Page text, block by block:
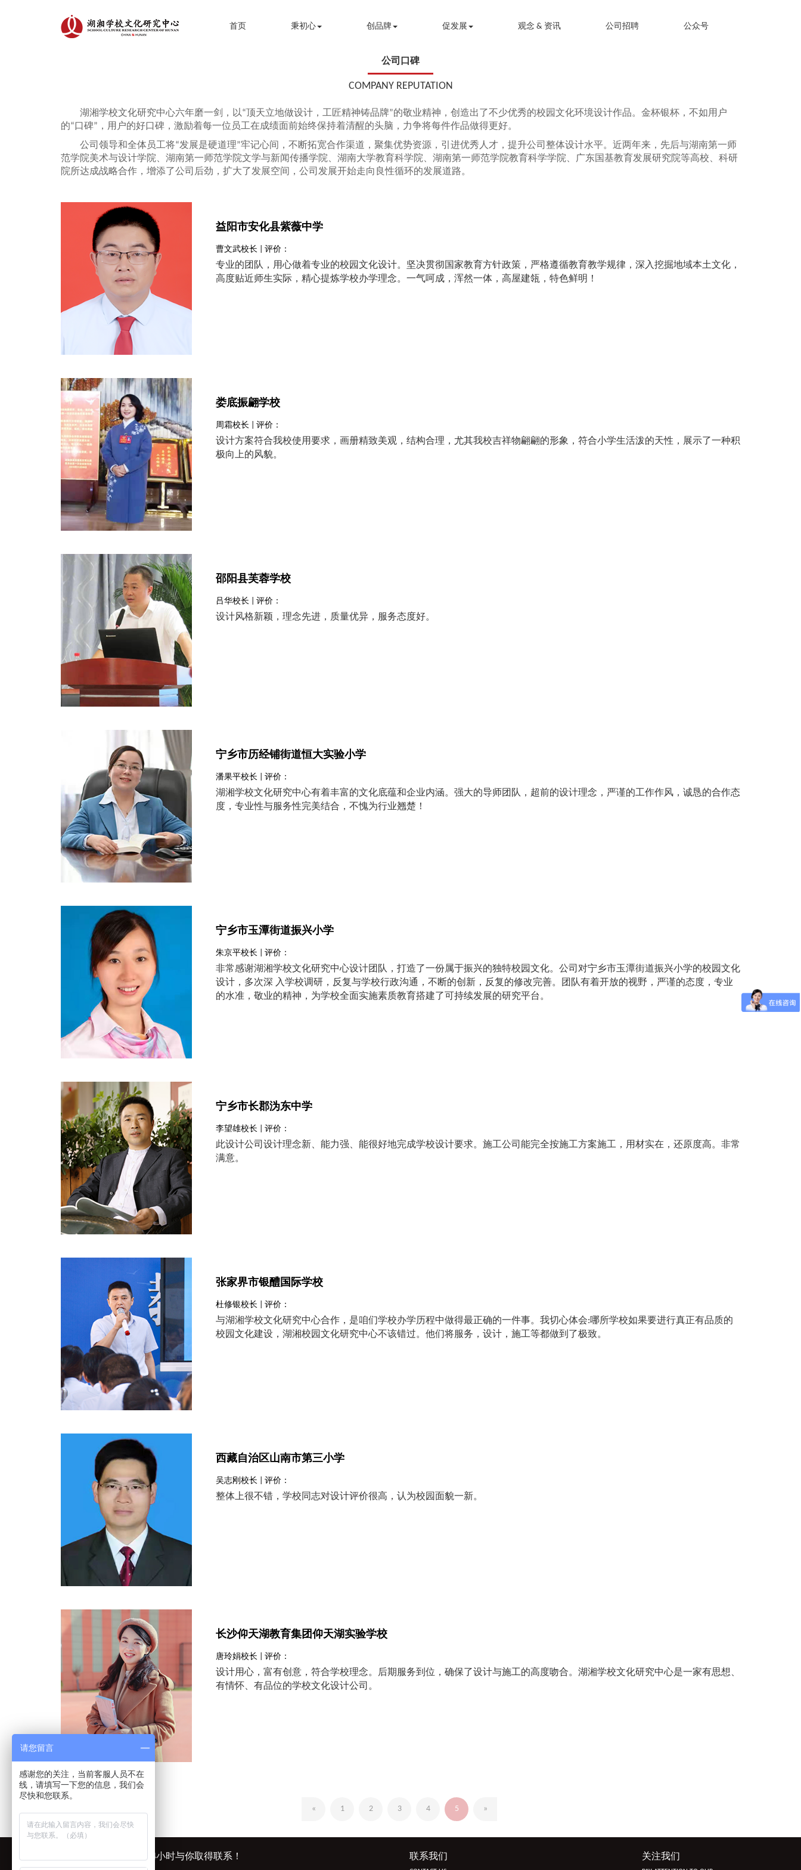
首页 秉初心 创品牌 促发展 观念 & 资讯 公司招聘 公众号
公司口碑
COMPANY REPUTATION
湖湘学校文化研究中心六年磨一剑，以“顶天立地做设计，工匠精神铸品牌”的敬业精神，创造出了不少优秀的校园文化环境设计作品。金杯银杯，不如用户
的“口碑”，用户的好口碑，激励着每一位员工在成绩面前始终保持着清醒的头脑，力争将每件作品做得更好。
公司领导和全体员工将“发展是硬道理”牢记心间，不断拓宽合作渠道，聚集优势资源，引进优秀人才，提升公司整体设计水平。近两年来，先后与湖南第一师
范学院美术与设计学院、湖南第一师范学院文学与新闻传播学院、湖南大学教育科学院、湖南第一师范学院教育科学学院、广东国基教育发展研究院等高校、科研
院所达成战略合作，增添了公司后劲，扩大了发展空间，公司发展开始走向良性循环的发展道路。
益阳市安化县紫薇中学
曹文武校长 | 评价：
专业的团队，用心做着专业的校园文化设计。坚决贯彻国家教育方针政策，严格遵循教育教学规律，深入挖掘地域本土文化，
高度贴近师生实际，精心提炼学校办学理念。一气呵成，浑然一体，高屋建瓴，特色鲜明！
娄底振翩学校
周霜校长 | 评价：
设计方案符合我校使用要求，画册精致美观，结构合理，尤其我校吉祥物翩翩的形象，符合小学生活泼的天性，展示了一种积
极向上的风貌。
邵阳县芙蓉学校
吕华校长 | 评价：
设计风格新颖，理念先进，质量优异，服务态度好。
宁乡市历经铺街道恒大实验小学
潘果平校长 | 评价：
湖湘学校文化研究中心有着丰富的文化底蕴和企业内涵。强大的导师团队，超前的设计理念，严谨的工作作风，诚恳的合作态
度，专业性与服务性完美结合，不愧为行业翘楚！
宁乡市玉潭街道振兴小学
朱京平校长 | 评价：
非常感谢湖湘学校文化研究中心设计团队，打造了一份属于振兴的独特校园文化。公司对宁乡市玉潭街道振兴小学的校园文化
设计，多次深 入学校调研，反复与学校行政沟通，不断的创新，反复的修改完善。团队有着开放的视野，严谨的态度，专业
的水准，敬业的精神，为学校全面实施素质教育搭建了可持续发展的研究平台。
宁乡市长郡沩东中学
李望雄校长 | 评价：
此设计公司设计理念新、能力强、能很好地完成学校设计要求。施工公司能完全按施工方案施工，用材实在，还原度高。非常
满意。
张家界市银醴国际学校
杜修银校长 | 评价：
与湖湘学校文化研究中心合作，是咱们学校办学历程中做得最正确的一件事。我切心体会:哪所学校如果要进行真正有品质的
校园文化建设，湖湘校园文化研究中心不该错过。他们将服务，设计，施工等都做到了极致。
西藏自治区山南市第三小学
吴志刚校长 | 评价：
整体上很不错，学校同志对设计评价很高，认为校园面貌一新。
长沙仰天湖教育集团仰天湖实验学校
唐玲娟校长 | 评价：
设计用心，富有创意，符合学校理念。后期服务到位，确保了设计与施工的高度吻合。湖湘学校文化研究中心是一家有思想、
有情怀、有品位的学校文化设计公司。
« 1 2 3 4 5 »
在线留言，我们会在24小时与你取得联系！ 联系我们 关注我们
请您留言
感谢您的关注，当前客服人员不在
线，请填写一下您的信息，我们会
尽快和您联系。